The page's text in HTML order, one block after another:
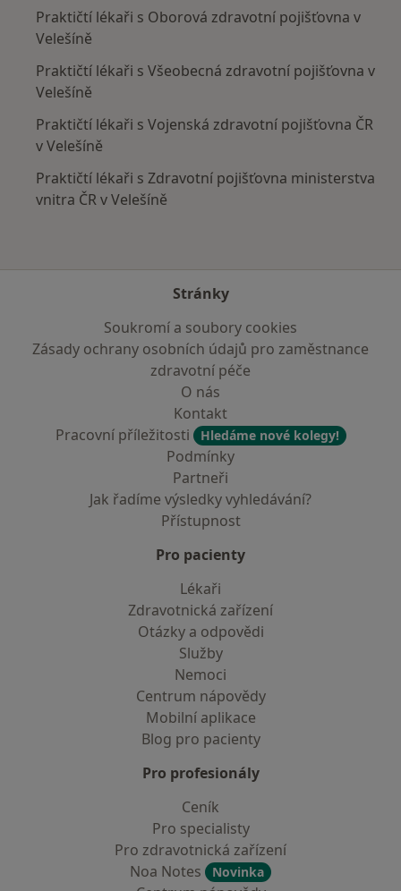
Praktičtí lékaři s Oborová zdravotní pojišťovna v
Velešíně
Praktičtí lékaři s Všeobecná zdravotní pojišťovna v
Velešíně
Praktičtí lékaři s Vojenská zdravotní pojišťovna ČR
v Velešíně
Praktičtí lékaři s Zdravotní pojišťovna ministerstva
vnitra ČR v Velešíně
Stránky
Soukromí a soubory cookies
Zásady ochrany osobních údajů pro zaměstnance
zdravotní péče
O nás
Kontakt
Pracovní příležitosti
Hledáme nové kolegy!
Podmínky
Partneři
Jak řadíme výsledky vyhledávání?
Přístupnost
Pro pacienty
Lékaři
Zdravotnická zařízení
Otázky a odpovědi
Služby
Nemoci
Centrum nápovědy
Mobilní aplikace
Blog pro pacienty
Pro profesionály
Ceník
Pro specialisty
Pro zdravotnická zařízení
Noa Notes
Novinka